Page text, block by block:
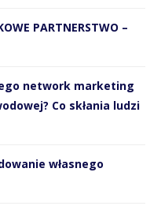
PARTNERSTWO –
network marketing
Co skłania ludzi
własnego